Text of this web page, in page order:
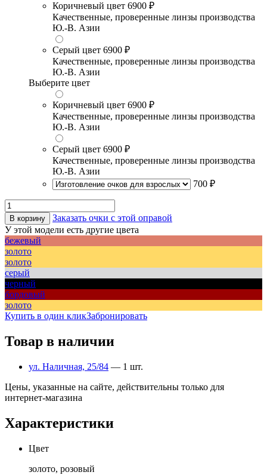
Коричневый цвет 6900 ₽
Качественные, проверенные линзы производства
Ю.-В. Азии
Серый цвет 6900 ₽
Качественные, проверенные линзы производства
Ю.-В. Азии
Выберите цвет
Коричневый цвет 6900 ₽
Качественные, проверенные линзы производства
Ю.-В. Азии
Серый цвет 6900 ₽
Качественные, проверенные линзы производства
Ю.-В. Азии
700 ₽
В корзину
Заказать очки с этой оправой
У этой модели есть другие цвета
бежевый
золото
золото
серый
черный
бордовый
золото
Купить в один кликЗабронировать
Товар в наличии
ул. Наличная, 25/84 — 1 шт.
Цены, указанные на сайте, действительны только для
интернет-магазина
Характеристики
Цвет
золото, розовый